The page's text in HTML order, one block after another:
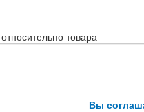
товара
Вы